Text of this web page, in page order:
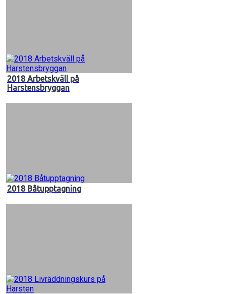
2018 Arbetskväll på
Harstensbryggan
2018 Båtupptagning